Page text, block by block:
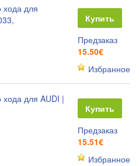
хода для
Купить
Предзаказ
15.50€
Избранное
хода для AUDI |
Купить
Предзаказ
15.51€
Избранное